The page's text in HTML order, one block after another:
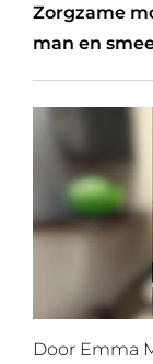
Zorgzame
man en
Door Emma